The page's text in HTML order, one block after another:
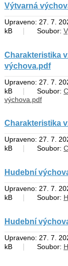
Výtvarná
Upraveno: 27. 7.
kB
Soubor:
Charakteristika
výchova.pdf
Upraveno: 27. 7.
kB
Soubor:
výchova.pdf
Charakteristika
Upraveno: 27. 7.
kB
Soubor:
Hudební
Upraveno: 27. 7.
kB
Soubor:
Hudební
Upraveno: 27. 7.
kB
Soubor: